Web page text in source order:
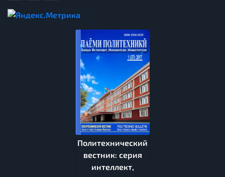
Политехнический
вестник: серия
интеллект,